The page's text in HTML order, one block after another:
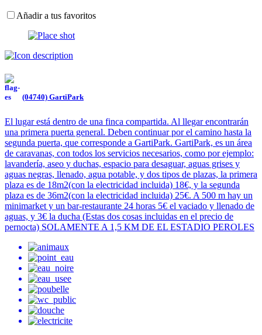
Añadir a tus favoritos
(04740) GartiPark
El lugar está dentro de una finca compartida. Al llegar encontrarán
una primera puerta general. Deben continuar por el camino hasta la
segunda puerta, que corresponde a GartiPark. GartiPark, es un área
de caravanas, con todos los servicios necesarios, como por ejemplo:
lavandería, aseo y duchas, espacio para desaguar, aguas grises y
aguas negras, llenado, agua potable, y dos tipos de plazas, la primera
plaza es de 18m2(con la electricidad incluida) 18€, y la segunda
plaza es de 36m2(con la electricidad incluida) 25€. A 500 m hay un
minimarket y un bar-restaurante 24 horas 5€ el vaciado y llenado de
aguas, y 3€ la ducha (Estas dos cosas incluidas en el precio de
pernocta) SOLAMENTE A 1,5 KM DE EL ESTADIO PEROLES